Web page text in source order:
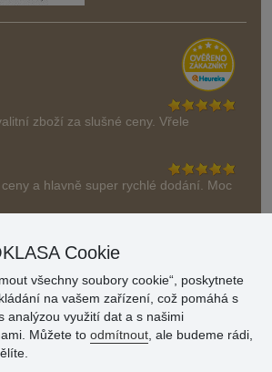
zboží za slušné ceny. Vřele
a hlavně super rychlé dodání. Moc
recenzí Cookie
všechny soubory cookie“, poskytnete
na vašem zařízení, což pomáhá s
analýzou využití dat a s našimi
Můžete to odmítnout , ale budeme rádi,